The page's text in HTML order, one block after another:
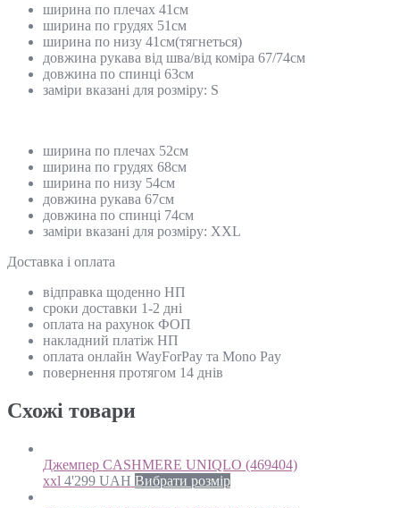
ширина по плечах 41см
ширина по грудях 51см
ширина по низу 41см(тягнеться)
довжина рукава від шва/від коміра 67/74см
довжина по спинці 63см
заміри вказані для розміру: S
ширина по плечах 52см
ширина по грудях 68см
ширина по низу 54см
довжина рукава 67см
довжина по спинці 74см
заміри вказані для розміру: XХL
Доставка і оплата
відправка щоденно НП
сроки доставки 1-2 дні
оплата на рахунок ФОП
накладний платіж НП
оплата онлайн WayForPay та Mono Pay
повернення протягом 14 днів
Схожi товари
Джемпер CASHMERE UNIQLO (469404)
xxl 4'299 UAH Вибрати розмір